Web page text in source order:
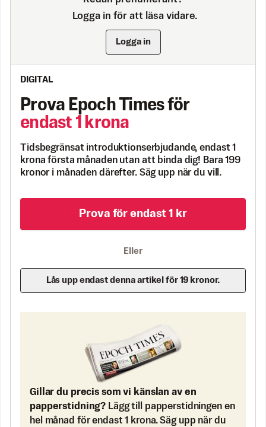
Logga in för att läsa vidare.
Logga in
DIGITAL
Prova Epoch Times för
endast 1 krona
Tidsbegränsat introduktionserbjudande, endast 1
krona första månaden utan att binda dig! Bara 199
kronor i månaden därefter. Säg upp när du vill.
Prova för endast 1 kr
Eller
Lås upp endast denna artikel för 19 kronor.
Gillar du precis som vi känslan av en
papperstidning? Lägg till papperstidningen en
hel månad för endast 1 krona. Säg upp när du